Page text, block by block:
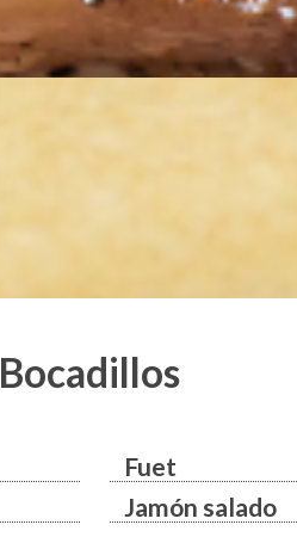
Bocadillos
Fuet
Jamón salado